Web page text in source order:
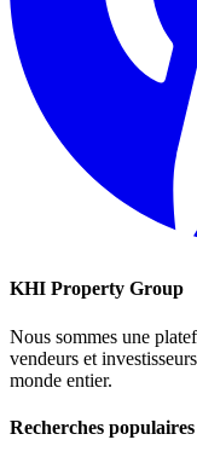
KHI Property Group
Nous sommes une
vendeurs et
monde entier.
Recherches populaires